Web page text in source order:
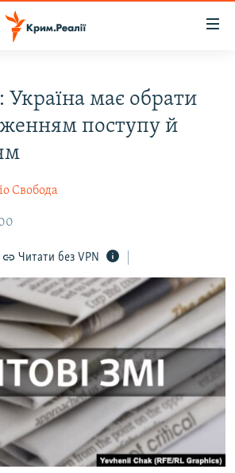
КРИМУ
Україна має обрати
поступу й
Свобода
Читати без VPN